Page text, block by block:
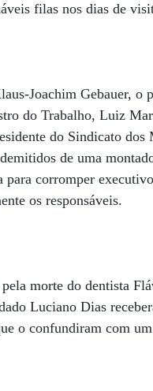
filas nos dias de
Joachim Gebauer, o
do Trabalho, Luiz
do Sindicato
de uma
corromper
os responsáveis.
morte do dentista
Luciano Dias
o confundiram com